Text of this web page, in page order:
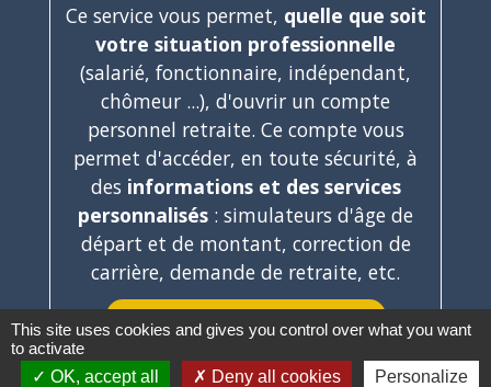
Ce service vous permet, quelle que soit
votre situation professionnelle
(salarié, fonctionnaire, indépendant,
chômeur ...), d'ouvrir un compte
personnel retraite. Ce compte vous
permet d'accéder, en toute sécurité, à
des informations et des services
personnalisés : simulateurs d'âge de
départ et de montant, correction de
carrière, demande de retraite, etc.
Accéder au service en ligne open_in_new
Groupement d'intérêt public "Union retraite"
This site uses cookies and gives you control over what you want
to activate
OK, accept all
Deny all cookies Personalize